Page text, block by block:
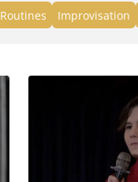
Routines Improvisation